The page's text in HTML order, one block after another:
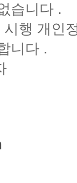
습니다 .
행 개인
니다 .